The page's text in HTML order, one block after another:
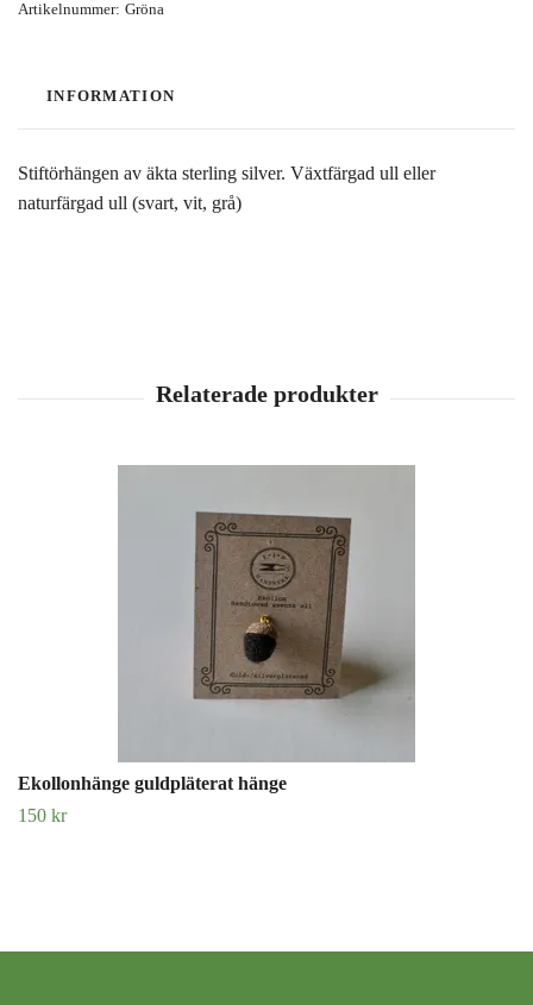
Artikelnummer: Gröna
INFORMATION
Stiftörhängen av äkta sterling silver. Växtfärgad ull eller
naturfärgad ull (svart, vit, grå)
Ekollonhänge guldpläterat hänge
150 kr